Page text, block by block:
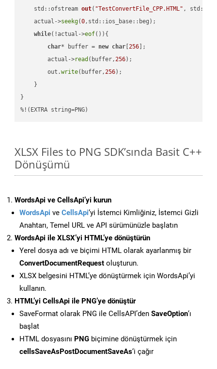
std::ofstream out( "TestConvertFile_CPP.HTML" ,
    actual->
seekg(0,std::ios_base::beg);
while(!actual->eof()){
char* buffer = new char [256 ];
        actual->
read (buffer,256);
        out.
write(buffer,256);
    }
}
%!(EXTRA string=PNG)
XLSX Files to PNG SDK’sında Basit C++
Dönüşümü
WordsApi ve CellsApi’yi kurun
WordsApi ve CellsApi‘yi İstemci Kimliğiniz, İstemci Gizli
Anahtarı, Temel URL ve API sürümünüzle başlatın
WordsApi ile XLSX’yi HTML’ye dönüştürün
Yerel dosya adı ve biçimi HTML olarak ayarlanmış bir
ConvertDocumentRequest oluşturun.
XLSX belgesini HTML’ye dönüştürmek için WordsApi’yi
kullanın.
HTML’yi CellsApi ile PNG’ye dönüştür
SaveFormat olarak PNG ile CellsAPI’den SaveOption‘ı
başlat
HTML dosyasını PNG biçimine dönüştürmek için
cellsSaveAsPostDocumentSaveAs‘i çağır